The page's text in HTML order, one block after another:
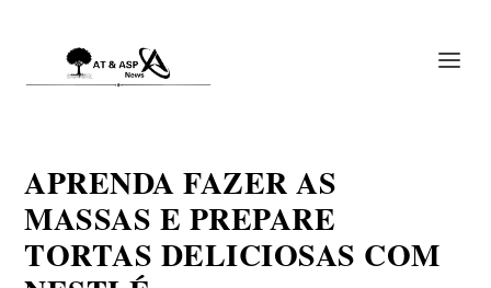
APRENDA FAZER AS
MASSAS E PREPARE
TORTAS DELICIOSAS COM